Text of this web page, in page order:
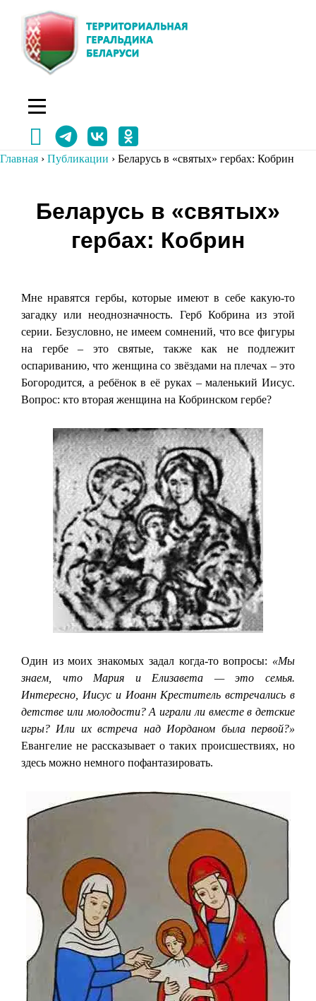
содержимому
Главная › Публикации › Беларусь в «святых» гербах: Кобрин
Беларусь в «святых»
гербах: Кобрин
Мне нравятся гербы, которые имеют в себе какую-то
загадку или неоднозначность. Герб Кобрина из этой
серии. Безусловно, не имеем сомнений, что все фигуры
на гербе – это святые, также как не подлежит
оспариванию, что женщина со звёздами на плечах – это
Богородится, а ребёнок в её руках – маленький Иисус.
Вопрос: кто вторая женщина на Кобринском гербе?
Один из моих знакомых задал когда-то вопросы: «Мы
знаем, что Мария и Елизавета — это семья.
Интересно, Иисус и Иоанн Креститель встречались в
детстве или молодости? А играли ли вместе в детские
игры? Или их встреча над Иорданом была первой?»
Евангелие не рассказывает о таких происшествиях, но
здесь можно немного пофантазировать.
Навигация